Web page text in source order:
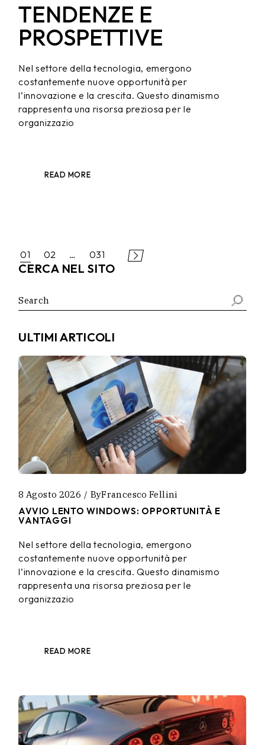
TENDENZE E
PROSPETTIVE
Nel settore della tecnologia, emergono
costantemente nuove opportunità per
l’innovazione e la crescita. Questo dinamismo
rappresenta una risorsa preziosa per le
organizzazio
READ MORE
PAGINAZIONE
DEGLI
ARTICOLI
01 02 … 031
CERCA NEL SITO
Search
for:
ULTIMI ARTICOLI
8 Agosto 2026 ByFrancesco Fellini
AVVIO LENTO WINDOWS: OPPORTUNITÀ E
VANTAGGI
Nel settore della tecnologia, emergono
costantemente nuove opportunità per
l’innovazione e la crescita. Questo dinamismo
rappresenta una risorsa preziosa per le
organizzazio
READ MORE